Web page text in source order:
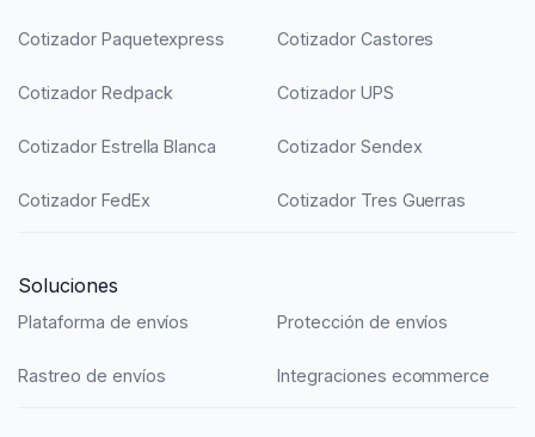
Cotizador Paquetexpress Cotizador Castores
Cotizador Redpack Cotizador UPS
Cotizador Estrella Blanca Cotizador Sendex
Cotizador FedEx Cotizador Tres Guerras
Soluciones
Plataforma de envíos Protección de envíos
Rastreo de envíos Integraciones ecommerce